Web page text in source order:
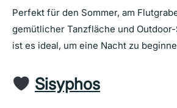
Perfekt für den Sommer, am
gemütlicher Tanzfläche und
ist es ideal, um eine Nacht zu
Sisyphos